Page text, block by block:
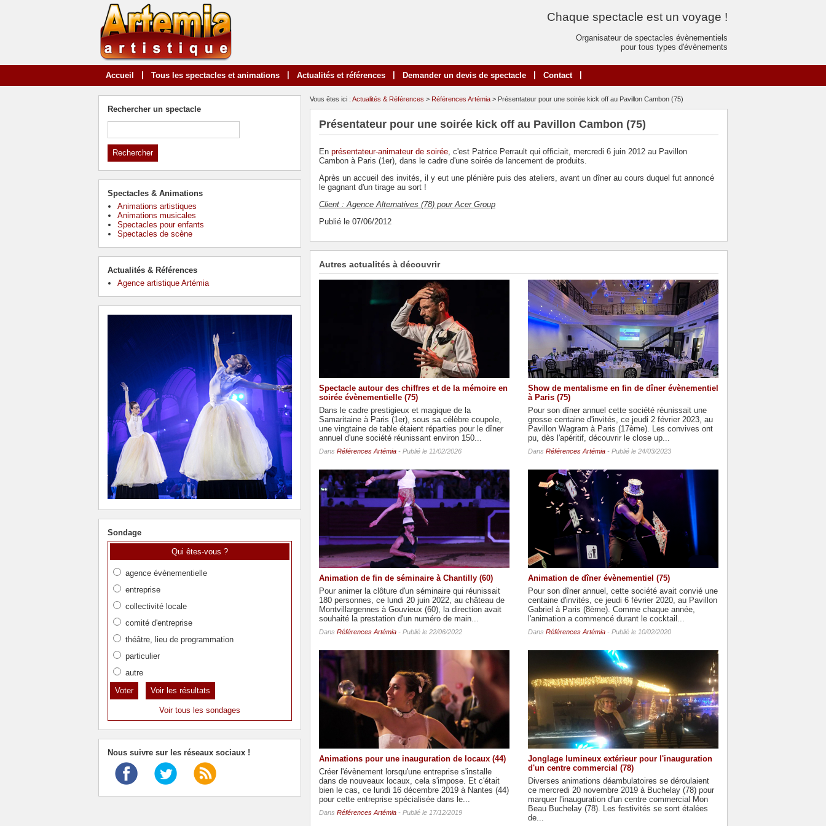
Chaque spectacle est un voyage !
Organisateur de spectacles évènementiels
pour tous types d'évènements
Accueil Tous les spectacles et animations Actualités et références Demander un devis de spectacle Contact
Vous êtes ici : Actualités & Références > Références Artémia > Présentateur pour une soirée kick off au Pavillon Cambon (75)
Présentateur pour une soirée kick off au Pavillon Cambon (75)
En présentateur-animateur de soirée, c'est Patrice Perrault qui officiait, mercredi 6 juin 2012 au Pavillon
Cambon à Paris (1er), dans le cadre d'une soirée de lancement de produits.
Après un accueil des invités, il y eut une plénière puis des ateliers, avant un dîner au cours duquel fut annoncé
le gagnant d'un tirage au sort !
Client : Agence Alternatives (78) pour Acer Group
Publié le 07/06/2012
Autres actualités à découvrir
Spectacle autour des chiffres et de la mémoire en
soirée évènementielle (75)
Dans le cadre prestigieux et magique de la
Samaritaine à Paris (1er), sous sa célèbre coupole,
une vingtaine de table étaient réparties pour le dîner
annuel d'une société réunissant environ 150...
Dans Références Artémia - Publié le 11/02/2026
Show de mentalisme en fin de dîner évènementiel
à Paris (75)
Pour son dîner annuel cette société réunissait une
grosse centaine d'invités, ce jeudi 2 février 2023, au
Pavillon Wagram à Paris (17ème). Les convives ont
pu, dès l'apéritif, découvrir le close up...
Dans Références Artémia - Publié le 24/03/2023
Animation de fin de séminaire à Chantilly (60)
Pour animer la clôture d'un séminaire qui réunissait
180 personnes, ce lundi 20 juin 2022, au château de
Montvillargennes à Gouvieux (60), la direction avait
souhaité la prestation d'un numéro de main...
Dans Références Artémia - Publié le 22/06/2022
Animation de dîner évènementiel (75)
Pour son dîner annuel, cette société avait convié une
centaine d'invités, ce jeudi 6 février 2020, au Pavillon
Gabriel à Paris (8ème). Comme chaque année,
l'animation a commencé durant le cocktail...
Dans Références Artémia - Publié le 10/02/2020
Animations pour une inauguration de locaux (44)
Créer l'évènement lorsqu'une entreprise s'installe
dans de nouveaux locaux, cela s'impose. Et c'était
bien le cas, ce lundi 16 décembre 2019 à Nantes (44)
pour cette entreprise spécialisée dans le...
Dans Références Artémia - Publié le 17/12/2019
Jonglage lumineux extérieur pour l'inauguration
d'un centre commercial (78)
Diverses animations déambulatoires se déroulaient
ce mercredi 20 novembre 2019 à Buchelay (78) pour
marquer l'inauguration d'un centre commercial Mon
Beau Buchelay (78). Les festivités se sont étalées
de...
Rechercher un spectacle
Spectacles & Animations
Animations artistiques
Animations musicales
Spectacles pour enfants
Spectacles de scène
Actualités & Références
Agence artistique Artémia
Sondage
Qui êtes-vous ?
agence évènementielle
entreprise
collectivité locale
comité d'entreprise
théâtre, lieu de programmation
particulier
autre
Voir les résultats
Voir tous les sondages
Nous suivre sur les réseaux sociaux !